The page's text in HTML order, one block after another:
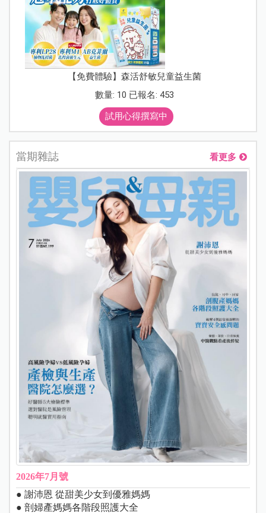
【免費體驗】森活舒敏兒童益生菌
數量: 10 已報名: 453
試用心得撰寫中
當期雜誌 看更多
2026年7月號
● 謝沛恩 從甜美少女到優雅媽媽
● 剖婦產媽媽各階段照護大全